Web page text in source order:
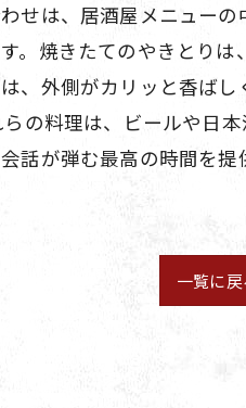
せは、居酒屋メニュー
。焼きたてのやきとり
、外側がカリッと香ば
の料理は、ビールや日
話が弾む最高の時間を
一覧に戻